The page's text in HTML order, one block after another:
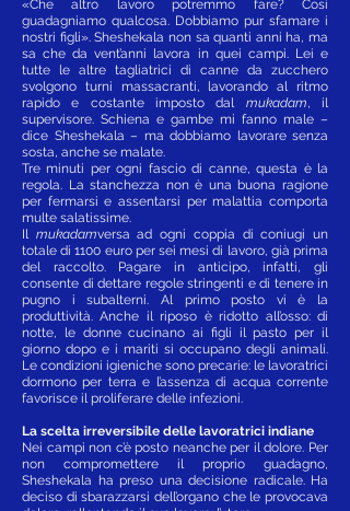
«Che altro lavoro potremmo fare? Così
guadagniamo qualcosa. Dobbiamo pur sfamare i
nostri figli». Sheshekala non sa quanti anni ha, ma
sa che da vent’anni lavora in quei campi. Lei e
tutte le altre tagliatrici di canne da zucchero
svolgono turni massacranti, lavorando al ritmo
rapido e costante imposto dal mukadam, il
supervisore. Schiena e gambe mi fanno male –
dice Sheshekala – ma dobbiamo lavorare senza
sosta, anche se malate.
Tre minuti per ogni fascio di canne, questa è la
regola. La stanchezza non è una buona ragione
per fermarsi e assentarsi per malattia comporta
multe salatissime.
Il mukadamversa ad ogni coppia di coniugi un
totale di 1100 euro per sei mesi di lavoro, già prima
del raccolto. Pagare in anticipo, infatti, gli
consente di dettare regole stringenti e di tenere in
pugno i subalterni. Al primo posto vi è la
produttività. Anche il riposo è ridotto all’osso: di
notte, le donne cucinano ai figli il pasto per il
giorno dopo e i mariti si occupano degli animali.
Le condizioni igieniche sono precarie: le lavoratrici
dormono per terra e l’assenza di acqua corrente
favorisce il proliferare delle infezioni.
La scelta irreversibile delle lavoratrici indiane
Nei campi non c’è posto neanche per il dolore. Per
non compromettere il proprio guadagno,
Sheshekala ha preso una decisione radicale. Ha
deciso di sbarazzarsi dell’organo che le provocava